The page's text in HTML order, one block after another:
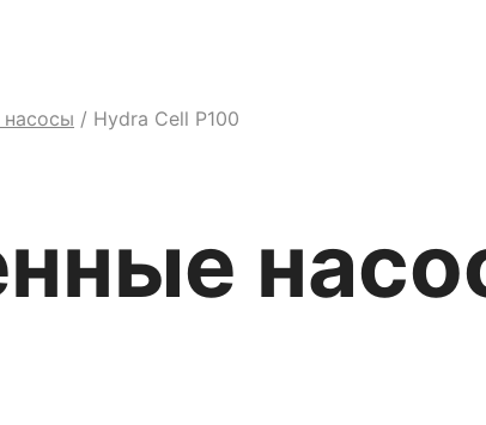
/ Hydra Cell P100